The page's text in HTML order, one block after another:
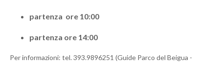
partenza ore 10:00
partenza ore 14:00
Per informazioni: tel. 393.9896251 (Guide Parco del Beigua -